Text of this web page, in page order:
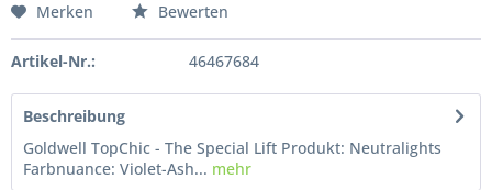
Merken Bewerten
Artikel-Nr.: 46467684
Beschreibung
Goldwell TopChic - The Special Lift Produkt: Neutralights
Farbnuance: Violet-Ash... mehr